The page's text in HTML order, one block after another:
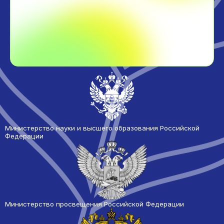
Министерство науки и высшего образования Российской
Федерации
Министерство просвещения Российской Федерации